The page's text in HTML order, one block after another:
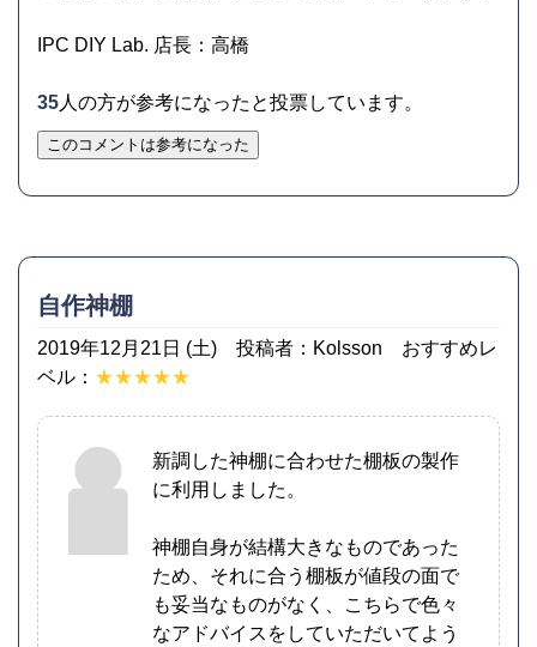
IPC DIY Lab. 店長：高橋
35人の方が参考になったと投票しています。
このコメントは参考になった
自作神棚
2019年12月21日 (土) 投稿者：Kolsson おすすめレ
ベル： ★★★★★
新調した神棚に合わせた棚板の製作
に利用しました。
神棚自身が結構大きなものであった
ため、それに合う棚板が値段の面で
も妥当なものがなく、こちらで色々
なアドバイスをしていただいてよう